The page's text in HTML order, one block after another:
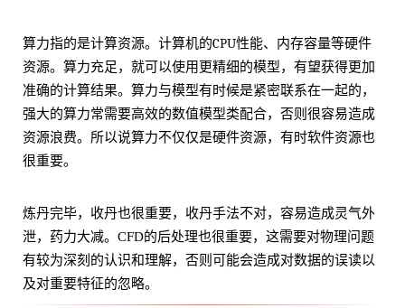
算力指的是计算资源。计算机的CPU性能、内存容量等硬件
资源。算力充足，就可以使用更精细的模型，有望获得更加
准确的计算结果。算力与模型有时候是紧密联系在一起的，
强大的算力常需要高效的数值模型类配合，否则很容易造成
资源浪费。所以说算力不仅仅是硬件资源，有时软件资源也
很重要。
炼丹完毕，收丹也很重要，收丹手法不对，容易造成灵气外
泄，药力大减。CFD的后处理也很重要，这需要对物理问题
有较为深刻的认识和理解，否则可能会造成对数据的误读以
及对重要特征的忽略。